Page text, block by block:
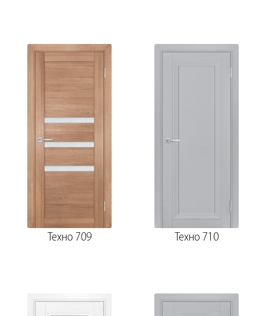
Техно 709 Техно 710